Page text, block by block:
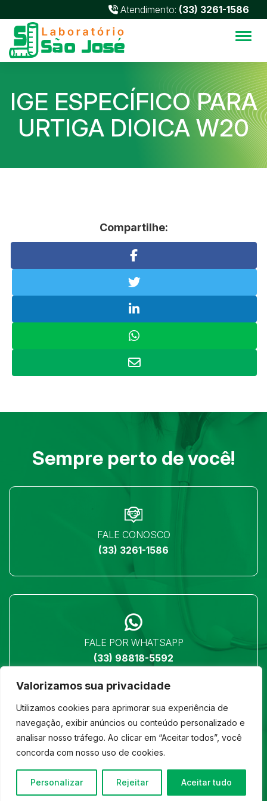
Valorizamos sua privacidade
Utilizamos cookies para aprimorar sua experiência de
navegação, exibir anúncios ou conteúdo personalizado e
analisar nosso tráfego. Ao clicar em “Aceitar todos”, você
concorda com nosso uso de cookies.
Personalizar Rejeitar Aceitar tudo
Atendimento: (33) 3261-1586
IGE ESPECÍFICO PARA
URTIGA DIOICA W20
Compartilhe:
Sempre perto de você!
FALE CONOSCO
(33) 3261-1586
FALE POR WHATSAPP
(33) 98818-5592
LOCALIZAÇÃO